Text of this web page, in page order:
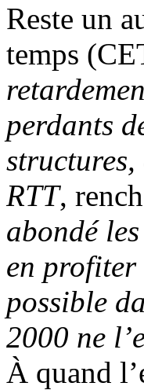
Reste un
temps
perdants
RTT,
abondé
en profiter
possible
2000 ne
À quand